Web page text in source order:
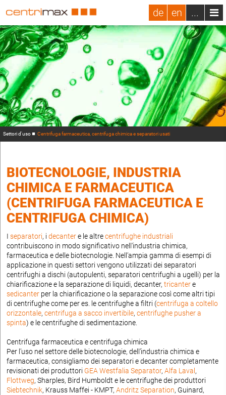
de en ...
Settori d'uso Centrifuga farmaceutica, centrifuga chimica e separatori usati
BIOTECNOLOGIE, INDUSTRIA
CHIMICA E FARMACEUTICA
(CENTRIFUGA FARMACEUTICA E
CENTRIFUGA CHIMICA)
I separatori, i decantere le altrecentrifughe industriali
contribuiscono in modo significativo nell'industria chimica,
farmaceutica e delle biotecnologie. Nell’ampia gamma di esempi di
applicazione in questi settori vengono utilizzati dei separatori
centrifughi a dischi (autopulenti, separatori centrifughi a ugelli) per la
chiarificazione e la separazione di liquidi, decanter, tricantere
sedicanter per la chiarificazione o la separazione così come altri tipi
di centrifughe come per es. le centrifughe a filtri (centrifuga a coltello
orizzontale, centrifuga a sacco invertibile, centrifughe pusher a
spinta) e le centrifughe di sedimentazione.
Centrifuga farmaceutica e centrifuga chimica
Per l’uso nel settore delle biotecnologie, dell’industria chimica e
farmaceutica, consigliamo dei separatori e decanter completamente
revisionati dei produttori GEA Westfalia Separator, Alfa Laval ,
Flottweg, Sharples, Bird Humboldt e le centrifughe dei produttori
Siebtechnik, Krauss Maffei - KMPT, Andritz Separation, Guinard,